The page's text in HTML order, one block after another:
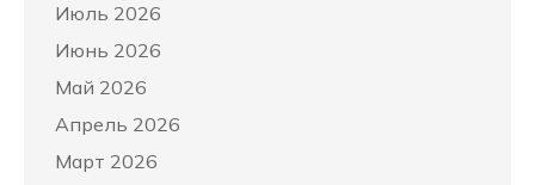
Июль 2026
Июнь 2026
Май 2026
Апрель 2026
Март 2026